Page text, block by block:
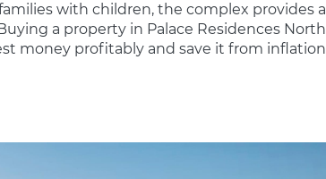
with children, the complex provides a
a property in Palace Residences North
money profitably and save it from inflation.